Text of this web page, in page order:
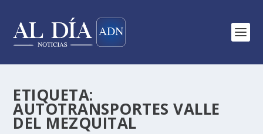
ETIQUETA:
AUTOTRANSPORTES VALLE
DEL MEZQUITAL